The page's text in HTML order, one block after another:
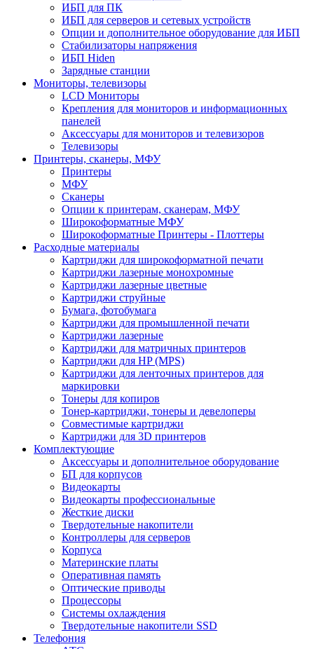
ИБП для ПК
ИБП для серверов и сетевых устройств
Опции и дополнительное оборудование для ИБП
Стабилизаторы напряжения
ИБП Hiden
Зарядные станции
Мониторы, телевизоры
LCD Мониторы
Крепления для мониторов и информационных
панелей
Аксессуары для мониторов и телевизоров
Телевизоры
Принтеры, сканеры, МФУ
Принтеры
МФУ
Сканеры
Опции к принтерам, сканерам, МФУ
Широкоформатные МФУ
Широкоформатные Принтеры - Плоттеры
Расходные материалы
Картриджи для широкоформатной печати
Картриджи лазерные монохромные
Картриджи лазерные цветные
Картриджи струйные
Бумага, фотобумага
Картриджи для промышленной печати
Картриджи лазерные
Картриджи для матричных принтеров
Картриджи для HP (MPS)
Картриджи для ленточных принтеров для
маркировки
Тонеры для копиров
Тонер-картриджи, тонеры и девелоперы
Совместимые картриджи
Картриджи для 3D принтеров
Комплектующие
Аксессуары и дополнительное оборудование
БП для корпусов
Видеокарты
Видеокарты профессиональные
Жесткие диски
Твердотельные накопители
Контроллеры для серверов
Корпуса
Материнские платы
Оперативная память
Оптические приводы
Процессоры
Системы охлаждения
Твердотельные накопители SSD
Телефония